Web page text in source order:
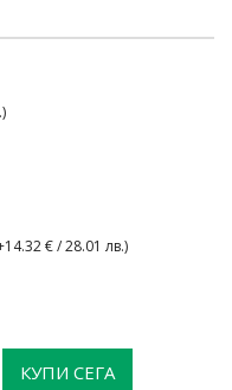
€ / 28.01 лв.)
КУПИ СЕГА